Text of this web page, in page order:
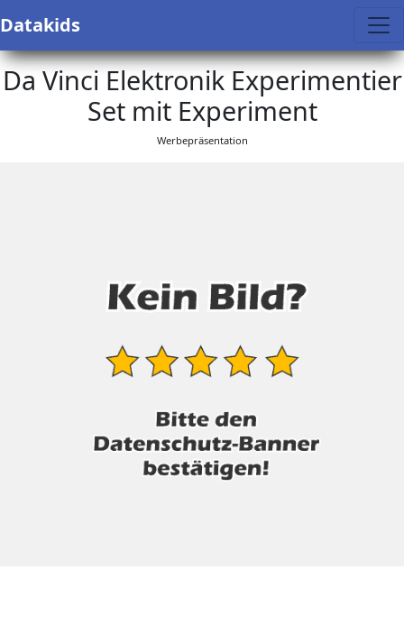
Datakids
Da Vinci Elektronik Experimentier
Set mit Experiment
Werbepräsentation